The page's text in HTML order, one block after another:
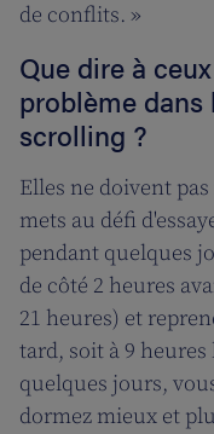
de conflits. »
Que dire à
problème
scrolling ?
Elles ne doivent
mets au défi
pendant quelques
de côté 2 heures
21 heures) et
tard, soit à 9
quelques jours,
dormez mieux et